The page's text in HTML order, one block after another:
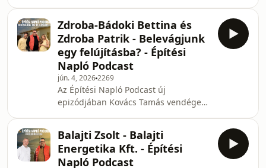
felújítani és hosszú távra tervezni. Ha
érdek
öröméről, bánatáról és tanulságáról.
Kádár kocka, hajópadló, vályogház,
kivitelezők és néhány történet, amin
egyszerre lehet nevetni és
sírni.Kövess minket az alábbi
felületeken
is:https://www.instagram.com/
Zdroba-Bádoki Bettina és
Zdroba Patrik - Belevágjunk
egy felújításba? - Építési
Napló Podcast
jún. 4, 20262269
Az Építési Napló Podcast új
epizódjában Kovács Tamás vendége
felújításáról beszélgetnek.
Balajti Zsolt - Balajti
Energetika Kft. - Építési
Napló Podcast